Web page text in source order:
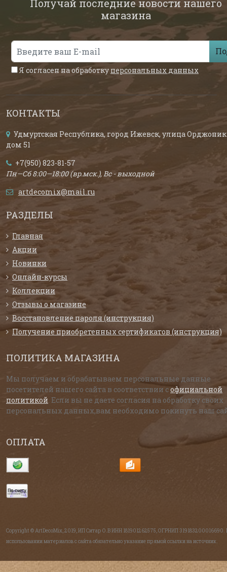
Получай последние новости нашего
магазина
Я согласен на обработку персональных данных
КОНТАКТЫ
Удмуртская Республика, город Ижевск, улица
дом 51
+7(950) 823-81-57
Пн—Сб 8:00—18:00 (вр.мск.), Вс - выходной
artdecomix@mail.ru
РАЗДЕЛЫ
Главная
Акции
Новинки
Онлайн-курсы
Коллекции
Отзывы о магазине
Восстановление пароля (инструкция)
Получение приобретенных сертификатов (инструкция)
ПОЛИТИКА МАГАЗИНА
Мы получаем и обрабатываем персональные данные
посетителей нашего сайта в соответствии софициальной
политикой . Если вы не даете согласия на обработку своих
персональных данных,вам необходимо покинуть наш
ОПЛАТА
Copyright © ArtDecoMix, 2019, ИП Ситар О.В ИНН 181901262575, ОГРНИП 319183200016690.
использовании материалов с сайта обязательно указание прямой ссылки на источник.